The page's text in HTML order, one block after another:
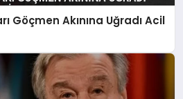
Göçmen Akınına Uğradı Acil